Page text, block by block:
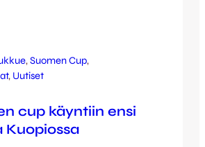
, Suomen Cup
, Uutiset
cup käyntiin ensi
Kuopiossa